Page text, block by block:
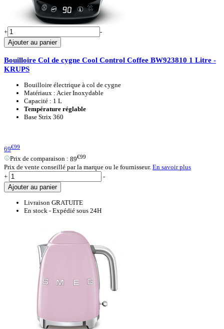
+
-
Ajouter au panier
Bouilloire Col de cygne Cool Control Coffee BW923810 1 Litre -
KRUPS
Bouilloire électrique à col de cygne
Matériaux : Acier Inoxydable
Capacité : 1 L
Température réglable
Base Strix 360
69€99
Prix de comparaison : 89€99
Prix de vente conseillé par la marque ou le fournisseur. En savoir plus
+
-
Ajouter au panier
Livraison GRATUITE
En stock - Expédié sous 24H